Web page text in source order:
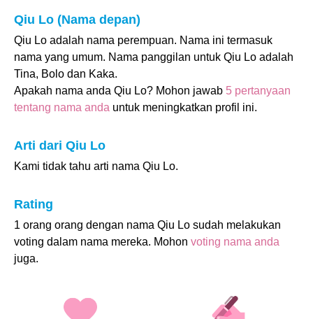
Qiu Lo (Nama depan)
Qiu Lo adalah nama perempuan. Nama ini termasuk
nama yang umum. Nama panggilan untuk Qiu Lo adalah
Tina, Bolo dan Kaka.
Apakah nama anda Qiu Lo? Mohon jawab 5 pertanyaan
tentang nama anda untuk meningkatkan profil ini.
Arti dari Qiu Lo
Kami tidak tahu arti nama Qiu Lo.
Rating
1 orang orang dengan nama Qiu Lo sudah melakukan
voting dalam nama mereka. Mohon voting nama anda
juga.